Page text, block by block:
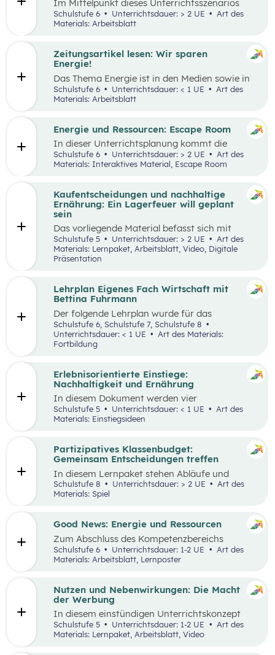
Energie und Ressourcen: Escape Room
In dieser Unterrichtsplanung kommt die
Methode „Escape Room“ zum Einsatz. Ziel ist
es, Inhalte des Kompetenzbereichs
„Nachhaltiger Umgang mit Energie und
durch Kooperation bei der Teamarbeit
zwischenmenschliche Kompetenzen zu stärken
und sogenannte 21
stCentury Skills zu schulen.
Schulstufe 6 Unterrichtsdauer: > 2 UE
Materials: Interaktives Material, Escape Room
Im Mittelpunkt dieses Unterrichtsszenarios
steht ein sprachsensibel aufbereiteter Text zum
Thema verantwortungsvoller Umgang mit
„Wohin?“ gestellt und die Konzepte „lineares
Wirtschaften” und „Kreislaufwirtschaft”
erarbeitet.
Schulstufe 6 Unterrichtsdauer: > 2 UE
Art des
Materials: Arbeitsblatt
Partizipatives Klassenbudget:
Gemeinsam Entscheidungen treffen
In diesem Lernpaket stehen Abläufe und
Methoden im Vordergrund, die den
Schüler:innen helfen sollen, das WIR vor das
Ernährungsrat, wie sich Kaufentscheidungen
auf Umwelt, Gesundheit und das Miteinander
auswirken.
Schulstufe 8 Unterrichtsdauer: > 2 UE
Art des
Materials: Spiel
Kaufentscheidungen und nachhaltige
Ernährung: Ein Lagerfeuer will geplant
sein
Das vorliegende Material befasst sich mit
Kaufentscheidungen, der Herkunft von
Lebensmitteln, dem Bewusstsein für eine
nachhaltige Ernährung sowie mit dem Umgang
sein“aufgebaut. Mit zusätzlich bereitgestellten
Materialien können die im Video
werden.
Schulstufe 5 Unterrichtsdauer: > 2 UE
Art des
Materials: Lernpaket, Arbeitsblatt, Video, Digitale
Präsentation
Nutzen und Nebenwirkungen: Die Macht
der Werbung
In diesem einstündigen Unterrichtskonzept
lernen die Schüler:innen den Nutzen sowie die
Vor- und Nachteile von Werbung kennen.
Schulstufe 5 Unterrichtsdauer: 1-2 UE
Art des
Materials: Lernpaket, Arbeitsblatt, Video
Erlebnisorientierte Einstiege:
Nachhaltigkeit und Ernährung
In diesem Dokument werden vier
Einstiegsideen für denKompetenzbereich
„Leben und Wirtschaften im Hinblick auf
Erlebnis für die Schüler:innen verbunden sind
und wo auch außerschulische Lernorte
Schulstufe 5 Unterrichtsdauer: < 1 UE
Materials: Einstiegsideen
Good News: Energie und Ressourcen
Zum Abschluss des Kompetenzbereichs
„Energie und Ressourcen“ beschäftigen sich
Schüler:innen mit positiven Nachrichten und
Beispielen, damit sie sich von den Problemen,
nicht überwältigt fühlen.
Schulstufe 6 Unterrichtsdauer: 1-2 UE
Materials: Arbeitsblatt, Lernposter
Zeitungsartikel lesen: Wir sparen
Energie!
Das Thema Energie ist in den Medien sowie in
täglichen Gesprächen allgegenwärtig. Dabei
wird oft von hohem Energieverbrauch, von
Energie sind seit dem Ukrainekrieg ein
omnipräsentes Thema.
Schulstufe 6 Unterrichtsdauer: < 1 UE
Materials: Arbeitsblatt
Lehrplan Eigenes Fach Wirtschaft mit
Bettina Fuhrmann
Der folgende Lehrplan wurde für das
Unterrichtsgegenstand “Wirtschaft” für den
Schulpiloten der Stiftung für
Wirtschaftsbildung konzipiert. Wirtschaft
verstehen und gestalten zu lernen steht dabei
Schulstufe 6, Schulstufe 7, Schulstufe 8
Unterrichtsdauer: < 1 UE
Fortbildung